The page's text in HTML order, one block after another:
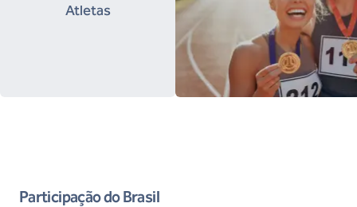
Atletas
Participação do Brasil